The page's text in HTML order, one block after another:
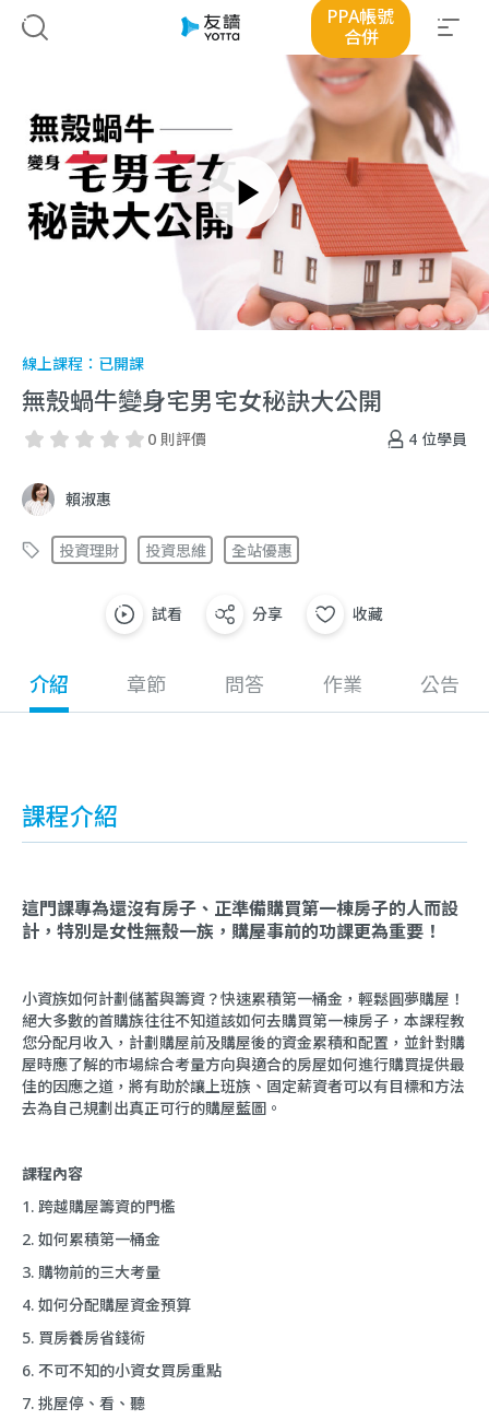
PPA帳號
合併
線上課程： 已開課
無殼蝸牛變身宅男宅女秘訣大公開
4 位學員
0 則評價
賴淑惠
投資理財 投資思維 全站優惠
試看 分享 收藏
介紹 章節 問答 作業 公告
課程介紹
這門課專為還沒有房子、正準備購買第一棟房子的人而設
計，特別是女性無殼一族，購屋事前的功課更為重要！
小資族如何計劃儲蓄與籌資？快速累積第一桶金，輕鬆圓夢購屋！
絕大多數的首購族往往不知道該如何去購買第一棟房子，本課程教
您分配月收入，計劃購屋前及購屋後的資金累積和配置，並針對購
屋時應了解的市場綜合考量方向與適合的房屋如何進行購買提供最
佳的因應之道，將有助於讓上班族、固定薪資者可以有目標和方法
去為自己規劃出真正可行的購屋藍圖。
課程內容
1. 跨越購屋籌資的門檻
2. 如何累積第一桶金
3. 購物前的三大考量
4. 如何分配購屋資金預算
5. 買房養房省錢術
6. 不可不知的小資女買房重點
7. 挑屋停、看、聽